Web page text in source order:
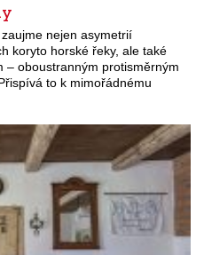
nejen asymetrií
koryto horské řeky, ale také
oboustranným protisměrným
to k mimořádnému